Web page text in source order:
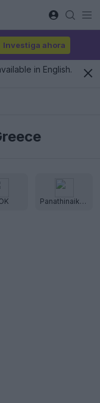
Investiga ahora
in English.
Panathinaikos